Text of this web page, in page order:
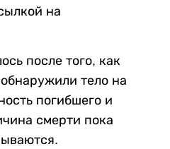
на
после того, как
тело на
погибшего и
смерти пока